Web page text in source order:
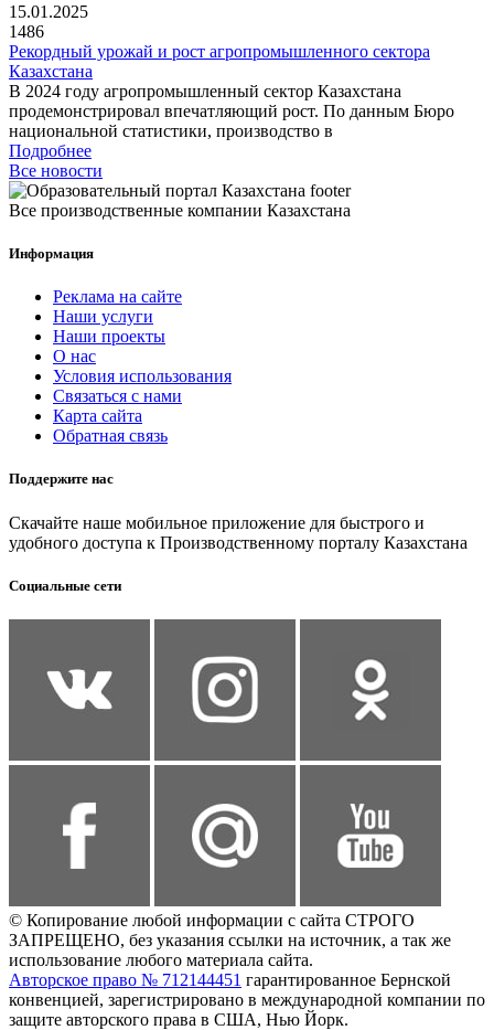
15.01.2025
1486
Рекордный урожай и рост агропромышленного сектора
Казахстана
В 2024 году агропромышленный сектор Казахстана
продемонстрировал впечатляющий рост. По данным Бюро
национальной статистики, производство в
Подробнее
Все новости
Все производственные компании Казахстана
Информация
Реклама на сайте
Наши услуги
Наши проекты
О нас
Условия использования
Связаться с нами
Карта сайта
Обратная связь
Поддержите нас
Скачайте наше мобильное приложение для быстрого и
удобного доступа к Производственному порталу Казахстана
Социальные сети
© Копирование любой информации с сайта СТРОГО
ЗАПРЕЩЕНО, без указания ссылки на источник, а так же
использование любого материала сайта.
Авторское право № 712144451 гарантированное Бернской
конвенцией, зарегистрировано в международной компании по
защите авторского права в США, Нью Йорк.